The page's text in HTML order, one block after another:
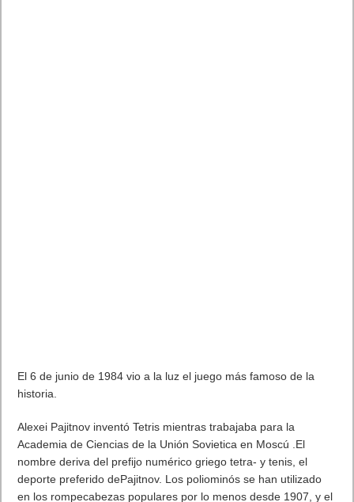
El 6 de junio de 1984 vio a la luz el juego más famoso de la
historia.
Alexei Pajitnov inventó Tetris mientras trabajaba para la
Academia de Ciencias de la Unión Sovietica en Moscú .El
nombre deriva del prefijo numérico griego tetra- y tenis, el
deporte preferido dePajitnov. Los poliominós se han utilizado